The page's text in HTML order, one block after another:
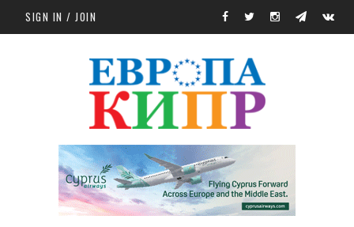
Skip to main content
SIGN IN / JOIN